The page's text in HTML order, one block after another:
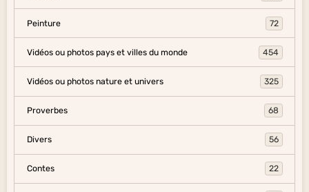
Peinture 72
Vidéos ou photos pays et villes du monde 454
Vidéos ou photos nature et univers 325
Proverbes 68
Divers 56
Contes 22